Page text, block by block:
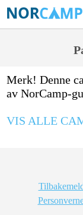
Merk! Denne
av NorCamp-
VIS ALLE